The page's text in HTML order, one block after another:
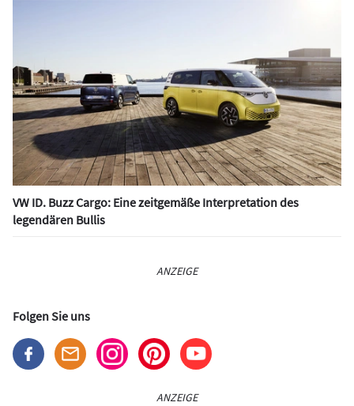
VW ID. Buzz Cargo: Eine zeitgemäße Interpretation des
legendären Bullis
ANZEIGE
Folgen Sie uns
ANZEIGE